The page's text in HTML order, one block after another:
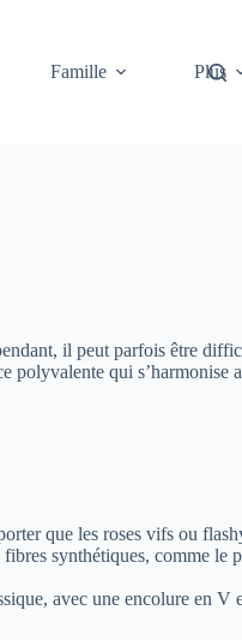
Famille Plus
il peut parfois être
polyvalente qui s’harmonise
que les roses vifs ou
synthétiques, comme le
avec une encolure en V